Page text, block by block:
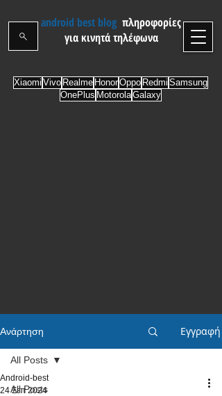
android best blog πληροφορίες
για κινητά τηλέφωνα
Xiaomi Vivo Realme HonorOppo Redmi Samsung
OnePlus MotorolaGalaxy
Ανάρτηση Εγγραφή
All Posts
All Posts
Android-best
24 Σεπ 2024